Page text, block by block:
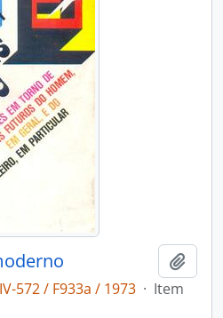
572 / F933a / 1973 · Item